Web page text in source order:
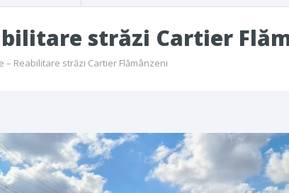
străzi Cartier
– Reabilitare străzi Cartier Flămânzeni